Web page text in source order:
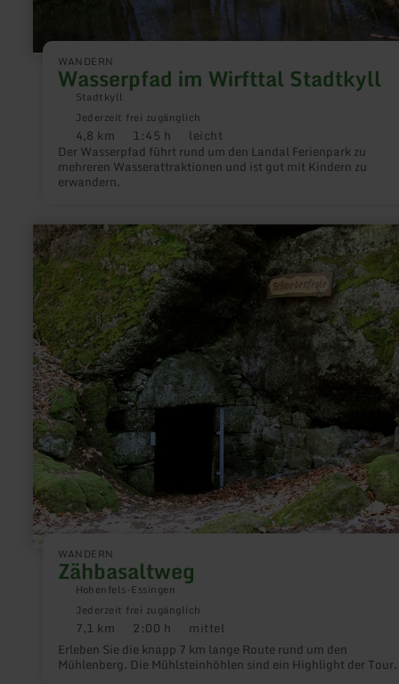
WANDERN
Wasserpfad im Wirfttal Stadtkyll
Stadtkyll
Jederzeit frei zugänglich
Distanz:
4,8 km Dauer:
1:45 h Anforderung:
leicht
Der Wasserpfad führt rund um den Landal Ferienpark zu
mehreren Wasserattraktionen und ist gut mit Kindern zu
erwandern.
WANDERN
Zähbasaltweg
Hohenfels-Essingen
Jederzeit frei zugänglich
Distanz:
7,1 km Dauer:
2:00 h Anforderung:
mittel
Erleben Sie die knapp 7 km lange Route rund um den
Mühlenberg. Die Mühlsteinhöhlen sind ein Highlight der Tour.
mehr
erfahren
zu:
Zähbasaltweg